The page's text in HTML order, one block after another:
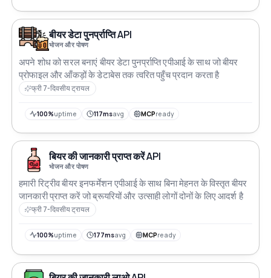
बीयर डेटा पुनर्प्राप्ति API
भोजन और पोषण
अपने शोध को सरल बनाएं बीयर डेटा पुनर्प्राप्ति एपीआई के साथ जो बीयर
प्रोफाइल और आँकड़ों के डेटाबेस तक त्वरित पहुँच प्रदान करता है
फ्री 7-दिवसीय ट्रायल
100%uptime 117msavg MCPready
बियर की जानकारी प्राप्त करें API
भोजन और पोषण
हमारी रिट्रीव बीयर इनफर्मेशन एपीआई के साथ बिना मेहनत के विस्तृत बीयर
जानकारी प्राप्त करें जो ब्रूयरियों और उत्साही लोगों दोनों के लिए आदर्श है
फ्री 7-दिवसीय ट्रायल
100%uptime 177msavg MCPready